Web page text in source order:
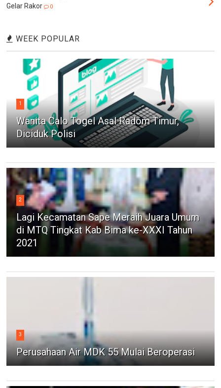
Gelar Rakor
0
WEEK POPULAR
1
Wanita Calo Togel Asal Radom Timur,
Diciduk Polisi
2
Lagi Kecamatan Sape Meraih Juara Umum
di MTQ Tingkat Kab Bima ke-XXXI Tahun
2021
3
Perusahaan Air MDK 55 Mulai Beroperasi